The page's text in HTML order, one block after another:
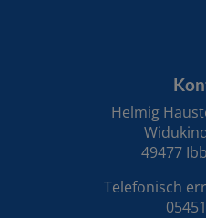
FOOTER -
Helmig
49477
Telefonisch